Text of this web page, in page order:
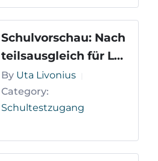
Schulvorschau: Nach
teilsausgleich für LR
S-Schülerinnen und -
Schüler der Sekunda
rstufe
By Uta Livonius
Category:
Schultestzugang